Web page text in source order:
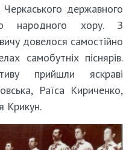
державного
народного хору. З
довелося самостійно
самобутніх піснярів.
прийшли яскраві
Раїса Кириченко,
Крикун.